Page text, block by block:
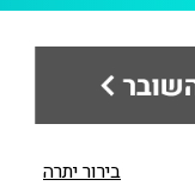
בירור יתרה